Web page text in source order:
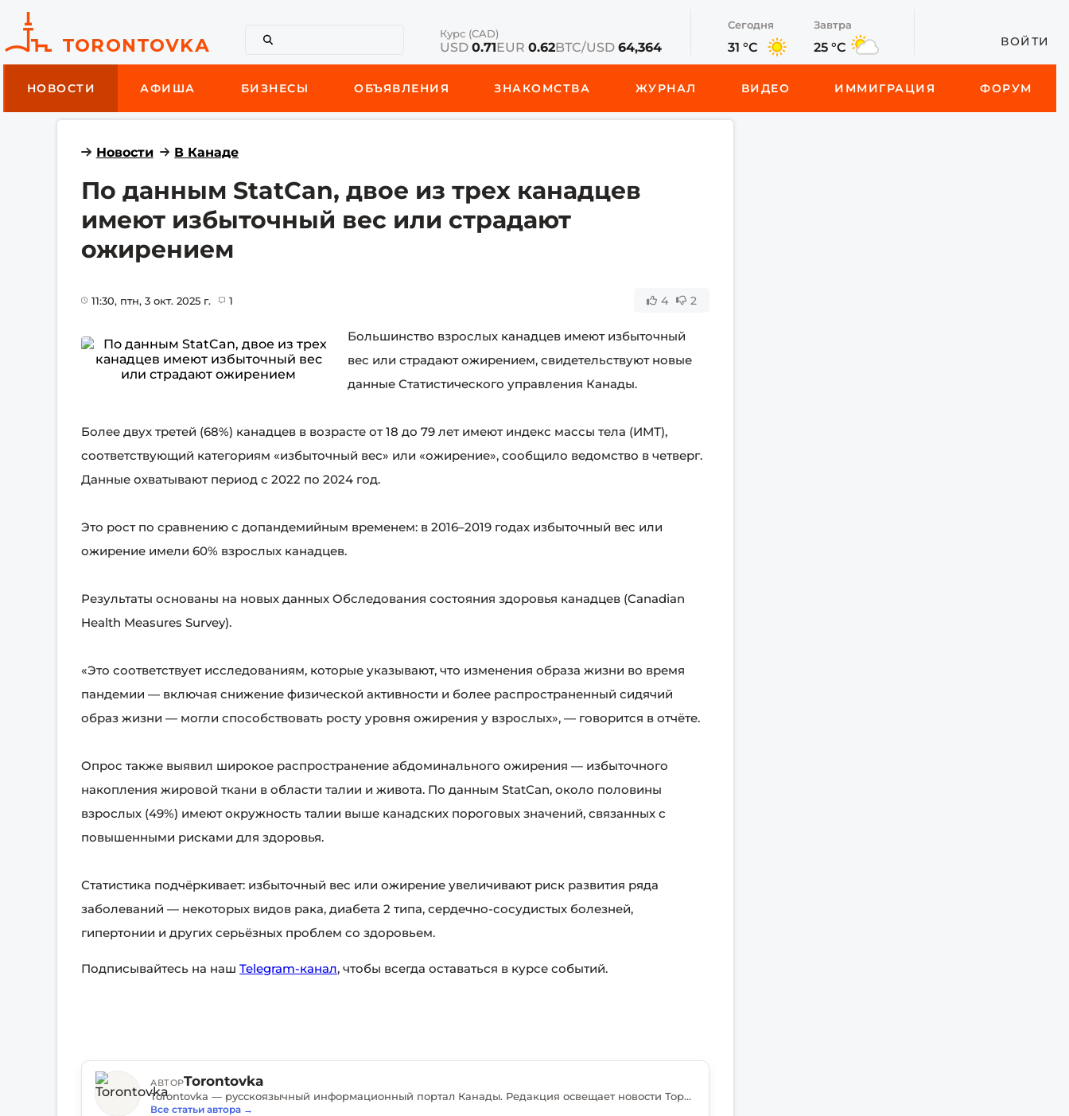
Курс (CAD)
USD0.71EUR0.62BTC/USD64,364
Сегодня
31 °C
Завтра
25 °C ВОЙТИ
НОВОСТИ АФИША БИЗНЕСЫ ОБЪЯВЛЕНИЯ ЗНАКОМСТВА ЖУРНАЛ ВИДЕО ИММИГРАЦИЯ ФОРУМ
Новости В Канаде
По данным StatCan, двое из трех канадцев
имеют избыточный вес или страдают
ожирением
11:30, птн, 3 окт. 2025 г. 1 4 2
Большинство взрослых канадцев имеют избыточный
вес или страдают ожирением, свидетельствуют новые
данные Статистического управления Канады.
Более двух третей (68%) канадцев в возрасте от 18 до 79 лет имеют индекс массы тела (ИМТ),
соответствующий категориям «избыточный вес» или «ожирение», сообщило ведомство в четверг.
Данные охватывают период с 2022 по 2024 год.
Это рост по сравнению с допандемийным временем: в 2016–2019 годах избыточный вес или
ожирение имели 60% взрослых канадцев.
Результаты основаны на новых данных Обследования состояния здоровья канадцев (Canadian
Health Measures Survey).
«Это соответствует исследованиям, которые указывают, что изменения образа жизни во время
пандемии — включая снижение физической активности и более распространенный сидячий
образ жизни — могли способствовать росту уровня ожирения у взрослых», — говорится в отчёте.
Опрос также выявил широкое распространение абдоминального ожирения — избыточного
накопления жировой ткани в области талии и живота. По данным StatCan, около половины
взрослых (49%) имеют окружность талии выше канадских пороговых значений, связанных с
повышенными рисками для здоровья.
Статистика подчёркивает: избыточный вес или ожирение увеличивают риск развития ряда
заболеваний — некоторых видов рака, диабета 2 типа, сердечно-сосудистых болезней,
гипертонии и других серьёзных проблем со здоровьем.
Подписывайтесь на нашTelegram-канал, чтобы всегда оставаться в курсе событий.
АВТОРTorontovka
Torontovka — русскоязычный информационный портал Канады. Редакция освещает новости Торонто, Онтарио и всей страны, важные события, иммиграцию, бизнес, культуру и жизнь русскоязычного сообщества.
Все статьи автора →